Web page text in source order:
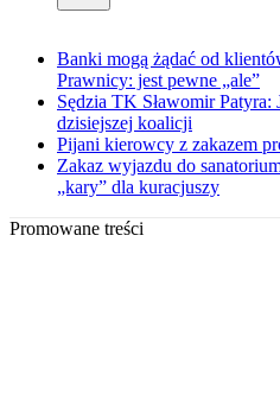
Banki mogą żądać od
Prawnicy: jest pewne „ale”
Sędzia TK Sławomir Patyra:
dzisiejszej koalicji
Pijani kierowcy z zakazem
Zakaz wyjazdu do
„kary” dla kuracjuszy
Promowane treści